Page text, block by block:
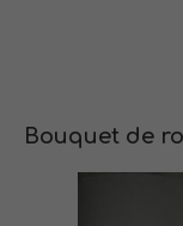
Bouquet de